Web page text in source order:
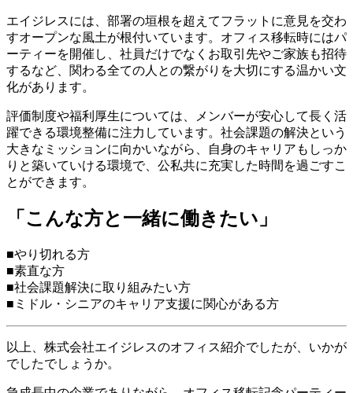
エイジレスには、部署の垣根を超えてフラットに意見を交わ
すオープンな風土が根付いています。オフィス移転時にはパ
ーティーを開催し、社員だけでなくお取引先やご家族も招待
するなど、関わる全ての人との繋がりを大切にする温かい文
化があります。
評価制度や福利厚生については、メンバーが安心して長く活
躍できる環境整備に注力しています。社会課題の解決という
大きなミッションに向かいながら、自身のキャリアもしっか
りと築いていける環境で、公私共に充実した時間を過ごすこ
とができます。
「こんな方と一緒に働きたい」
■やり切れる方
■素直な方
■社会課題解決に取り組みたい方
■ミドル・シニアのキャリア支援に関心がある方
以上、株式会社エイジレスのオフィス紹介でしたが、いかが
でしたでしょうか。